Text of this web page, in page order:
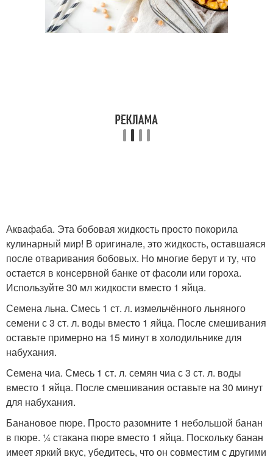
Аквафаба. Эта бобовая жидкость просто покорила
кулинарный мир! В оригинале, это жидкость, оставшаяся
после отваривания бобовых. Но многие берут и ту, что
остается в консервной банке от фасоли или гороха.
Используйте 30 мл жидкости вместо 1 яйца.
Семена льна. Смесь 1 ст. л. измельчённого льняного
семени с 3 ст. л. воды вместо 1 яйца. После смешивания
оставьте примерно на 15 минут в холодильнике для
набухания.
Семена чиа. Смесь 1 ст. л. семян чиа с 3 ст. л. воды
вместо 1 яйца. После смешивания оставьте на 30 минут
для набухания.
Банановое пюре. Просто разомните 1 небольшой банан
в пюре. ¼ стакана пюре вместо 1 яйца. Поскольку банан
имеет яркий вкус, убедитесь, что он совместим с другими